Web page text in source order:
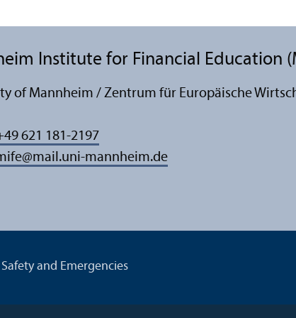
Institute for Financial Education
of Mannheim / Zentrum für Europäische
621 181-2197
@mail.uni-mannheim.de
Safety and Emergencies